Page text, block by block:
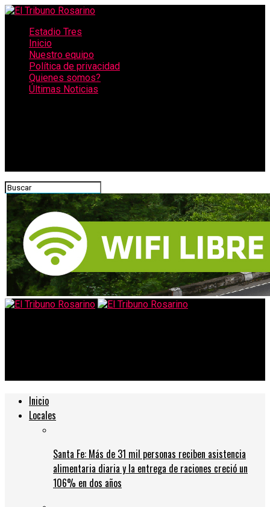
Estadio Tres
Inicio
Nuestro equipo
Política de privacidad
Quienes somos?
Últimas Noticias
Inicio
Locales
Santa Fe: Más de 31 mil personas reciben asistencia
alimentaria diaria y la entrega de raciones creció un
106% en dos años